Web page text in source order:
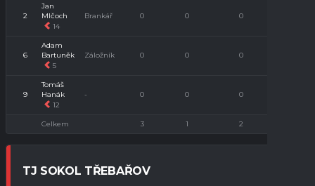
2
Jan
Mlčoch
14
Brankář 0 0 0
6
Adam
Bartuněk
5
Záložník 0 0 0
9
Tomáš
Hanák
12
- 0 0 0
Celkem 3 1 2
TJ SOKOL TŘEBAŘOV